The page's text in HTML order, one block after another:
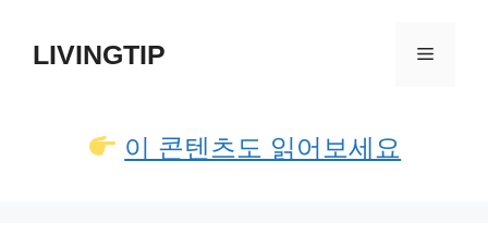
LIVINGTIP 메
이 콘텐츠도 읽어보세요